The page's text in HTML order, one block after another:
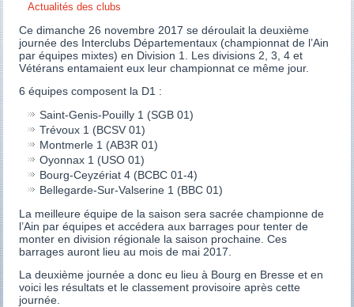
Actualités des clubs
Ce dimanche 26 novembre 2017 se déroulait la deuxième
journée des Interclubs Départementaux (championnat de l’Ain
par équipes mixtes) en Division 1. Les divisions 2, 3, 4 et
Vétérans entamaient eux leur championnat ce même jour.
6 équipes composent la D1 :
Saint-Genis-Pouilly 1 (SGB 01)
Trévoux 1 (BCSV 01)
Montmerle 1 (AB3R 01)
Oyonnax 1 (USO 01)
Bourg-Ceyzériat 4 (BCBC 01-4)
Bellegarde-Sur-Valserine 1 (BBC 01)
La meilleure équipe de la saison sera sacrée championne de
l’Ain par équipes et accédera aux barrages pour tenter de
monter en division régionale la saison prochaine. Ces
barrages auront lieu au mois de mai 2017.
La deuxième journée a donc eu lieu à Bourg en Bresse et en
voici les résultats et le classement provisoire après cette
journée.